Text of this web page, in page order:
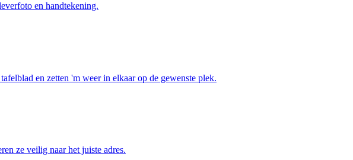
en handtekening.
en zetten 'm weer in elkaar op de gewenste plek.
ze veilig naar het juiste adres.